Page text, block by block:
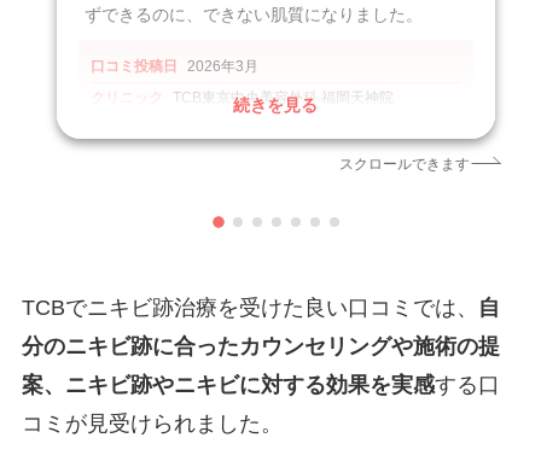
ずできるのに、できない肌質になりました。
口コミ投稿日
2026年3月
クリニック
TCB東京中央美容外科 福岡天神院
https://maps.app.goo.gl/N7XBs2JTWda7g7oD9
続きを見る
スクロールできます
TCBでニキビ跡治療を受けた良い口コミでは、
自
分のニキビ跡に合ったカウンセリングや施術の提
案、ニキビ跡やニキビに対する効果を実感する口
コミが見受けられました。